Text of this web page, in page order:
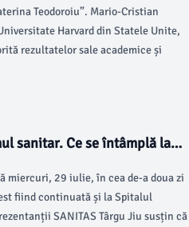
Teodoroiu”. Mario-Cristian
Harvard din Statele Unite,
rezultatelor sale academice și
sanitar. Ce se întâmplă la
miercuri, 29 iulie, în cea de-a doua zi
fiind continuată și la Spitalul
SANITAS Târgu Jiu susțin că